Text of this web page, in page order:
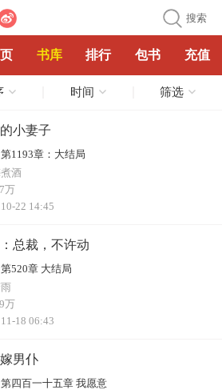
搜索
书库 排行 包书 充值
时间 筛选
小妻子
第1193章：大结局
酒
万
10-22 14:45
总裁，不许动
第520章 大结局
万
11-18 06:43
男仆
第四百一十五章 我愿意